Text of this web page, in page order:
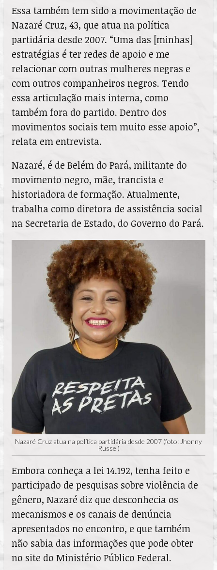
Essa também tem sido a movimentação de
Nazaré Cruz, 43, que atua na política
partidária desde 2007. “Uma das [minhas]
estratégias é ter redes de apoio e me
relacionar com outras mulheres negras e
com outros companheiros negros. Tendo
essa articulação mais interna, como
também fora do partido. Dentro dos
movimentos sociais tem muito esse apoio”,
relata em entrevista.
Nazaré, é de Belém do Pará, militante do
movimento negro, mãe, trancista e
historiadora de formação. Atualmente,
trabalha como diretora de assistência social
na Secretaria de Estado, do Governo do Pará.
Nazaré Cruz atua na política partidária desde 2007 (foto: Jhonny
Russel)
Embora conheça a lei 14.192, tenha feito e
participado de pesquisas sobre violência de
gênero, Nazaré diz que desconhecia os
mecanismos e os canais de denúncia
apresentados no encontro, e que também
não sabia das informações que pode obter
no site do Ministério Público Federal.